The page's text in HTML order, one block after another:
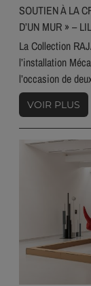
SOUTIEN À LA
D’UN MUR » –
La Collection
l’installation
l’occasion de
VOIR PLUS